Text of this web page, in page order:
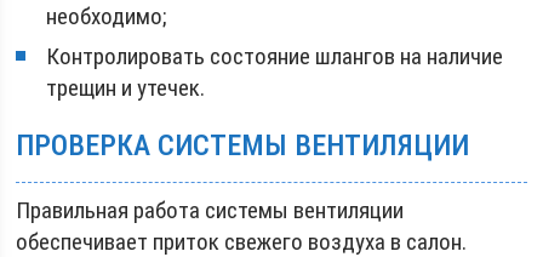
необходимо;
Контролировать состояние шлангов на наличие
трещин и утечек.
ПРОВЕРКА СИСТЕМЫ ВЕНТИЛЯЦИИ
Правильная работа системы вентиляции
обеспечивает приток свежего воздуха в салон.